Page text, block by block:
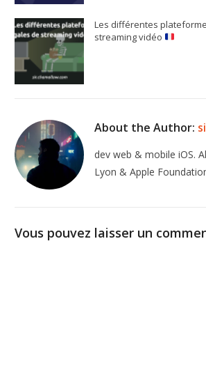
Les différentes
streaming vidéo
About the Author:
dev web & mobile iOS.
Lyon & Apple
Vous pouvez laisser un